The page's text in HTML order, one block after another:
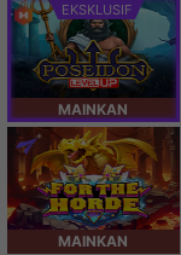
EKSKLUSIF
MAINKAN
MAINKAN